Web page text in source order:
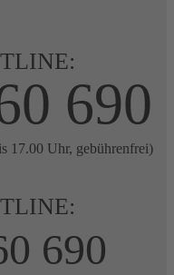
690
17.00 Uhr, gebührenfrei)
690